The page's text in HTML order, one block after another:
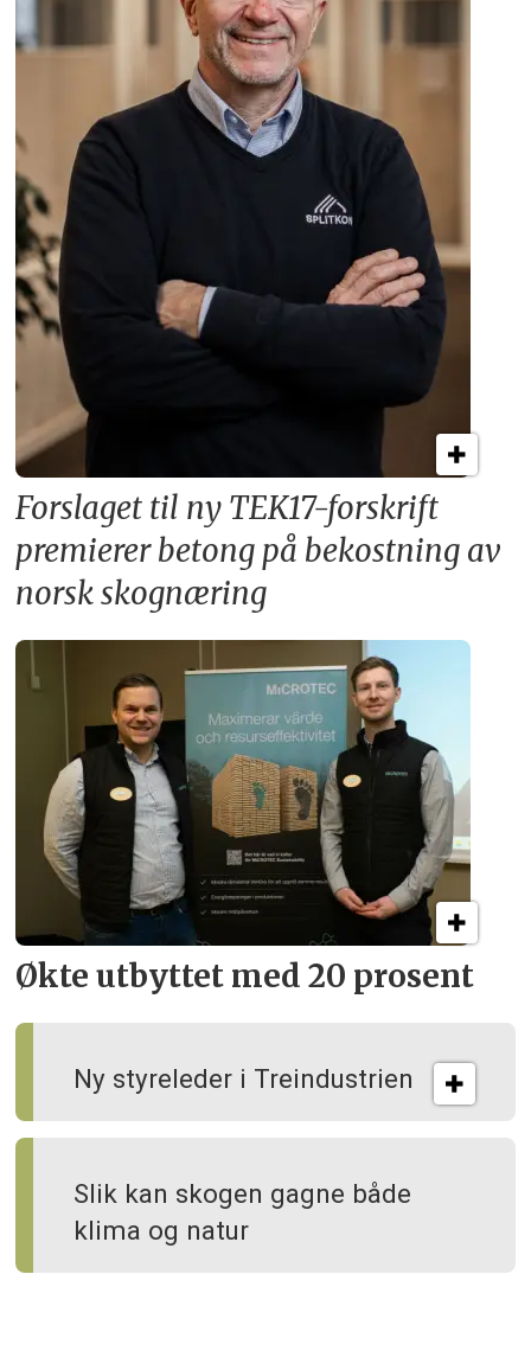
Forslaget til ny TEK17-forskrift
premierer betong på bekostning av
norsk skognæring
Økte utbyttet med 20 prosent
Ny styreleder i Treindustrien
Slik kan skogen gagne både
klima og natur